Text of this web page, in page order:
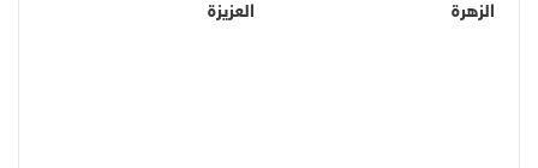
الزهرة العزيزة